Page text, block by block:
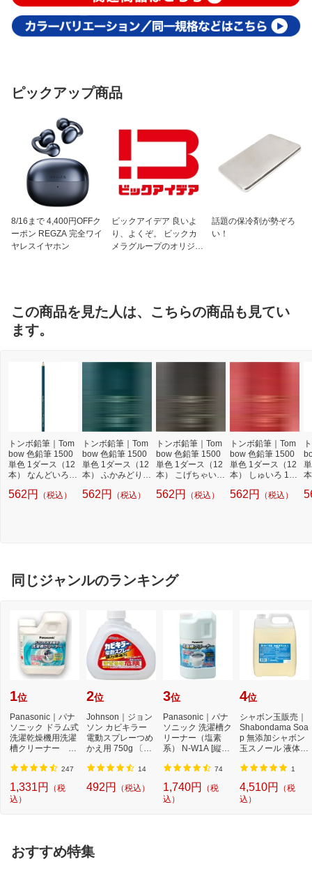
ピックアップ商品
8/16まで 4,400円OFFク
ーポン REGZA 完全ワイ
ヤレスイヤホン
ビックアイデア 良いよ
り、よくぞ。 ビックカ
メラグループのオリジナ
話題の保冷剤が勢ぞろ
い！
この商品を見た人は、こちらの商品も見てい
ます。
トンボ鉛筆｜Tom
bow 色鉛筆 1500
単色 1ダース（12
本） なんどいろ 1
562円 （税込）
トンボ鉛筆｜Tom
bow 色鉛筆 1500
単色 1ダース（12
本） ふかみどり 1
562円 （税込）
トンボ鉛筆｜Tom
bow 色鉛筆 1500
単色 1ダース（12
本） こげちゃいろ
562円 （税込）
トンボ鉛筆｜Tom
bow 色鉛筆 1500
単色 1ダース（12
本） しゅいろ 150
562円 （税込）
同じジャンルのランキング
1位
Panasonic｜パナ
ソニック ドラム式
洗濯乾燥機用洗濯
槽クリーナー N-
濯...
247
1,331円
（税
込）
2位
Johnson｜ジョン
ソン カビキラー
電動スプレーつめ
かえ用 750g 〔お
_...
14
492円 （税込）
3位
Panasonic｜パナ
ソニック 洗濯槽ク
リーナー（塩素
系） N-W1A [縦型
系...
74
1,740円
（税
込）
4位
シャボン玉販売｜
Shabondama Soa
p 無添加シャボン
玉スノール 液体タ
1
4,510円
（税
込）
おすすめ特集